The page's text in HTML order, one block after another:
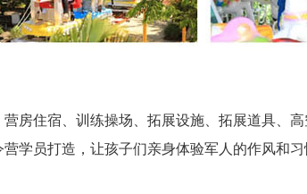
房住宿、训练操场、拓展设施、拓展道具、
学员打造，让孩子们亲身体验军人的作风和